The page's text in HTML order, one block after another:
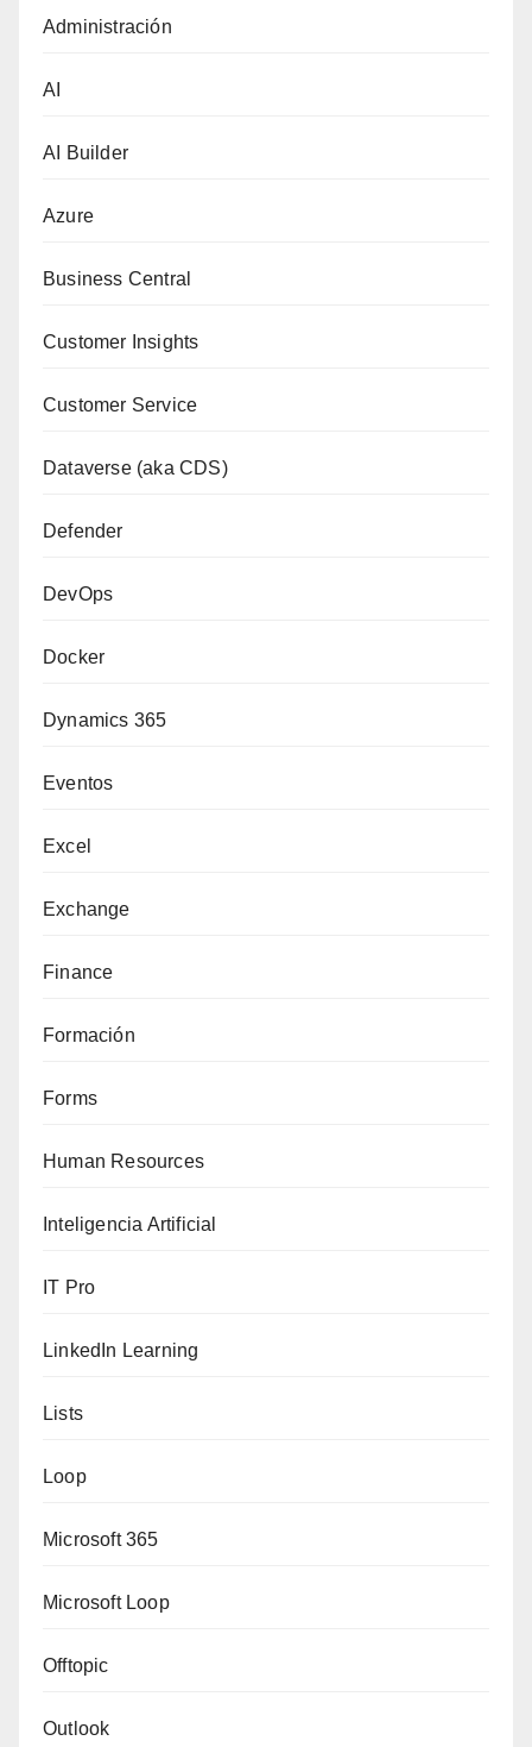
Administración
AI
AI Builder
Azure
Business Central
Customer Insights
Customer Service
Dataverse (aka CDS)
Defender
DevOps
Docker
Dynamics 365
Eventos
Excel
Exchange
Finance
Formación
Forms
Human Resources
Inteligencia Artificial
IT Pro
LinkedIn Learning
Lists
Loop
Microsoft 365
Microsoft Loop
Offtopic
Outlook